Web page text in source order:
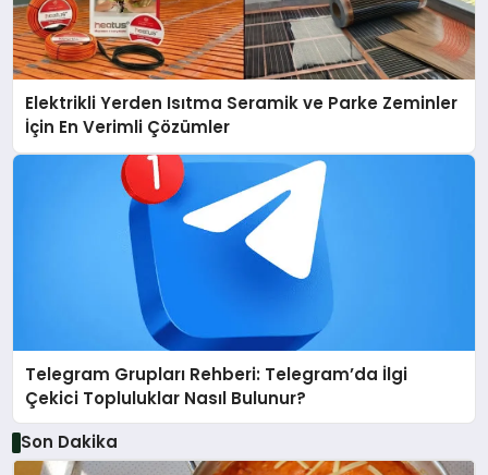
Elektrikli Yerden Isıtma Seramik ve Parke Zeminler
İçin En Verimli Çözümler
Telegram Grupları Rehberi: Telegram’da İlgi
Çekici Topluluklar Nasıl Bulunur?
Son Dakika